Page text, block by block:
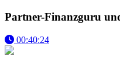
Partner-Finanzguru
00:40:24